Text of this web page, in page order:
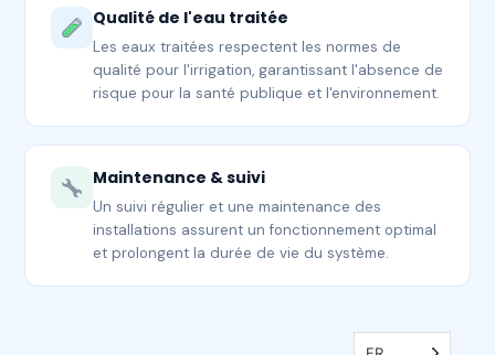
Qualité de l'eau traitée
Les eaux traitées respectent les normes de
qualité pour l'irrigation, garantissant l'absence de
risque pour la santé publique et l'environnement.
Maintenance & suivi
Un suivi régulier et une maintenance des
installations assurent un fonctionnement optimal
et prolongent la durée de vie du système.